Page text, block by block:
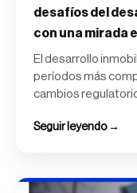
desafíos del
con una mirada
El desarrollo
períodos más
cambios
Seguir leyendo →